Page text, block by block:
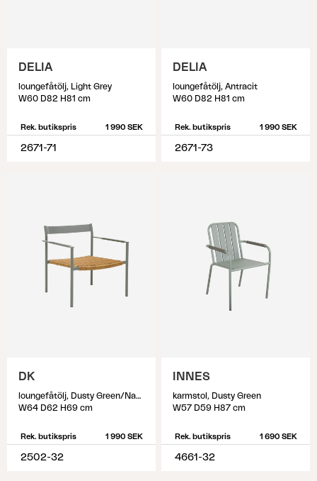
DELIA
loungefåtölj, Light Grey
W60 D82 H81 cm
Rek. butikspris 1 990 SEK
2671-71
DELIA
loungefåtölj, Antracit
W60 D82 H81 cm
Rek. butikspris 1 990 SEK
2671-73
DK
loungefåtölj, Dusty Green/Natur
W64 D62 H69 cm
Rek. butikspris 1 990 SEK
2502-32
INNES
karmstol, Dusty Green
W57 D59 H87 cm
Rek. butikspris 1 690 SEK
4661-32